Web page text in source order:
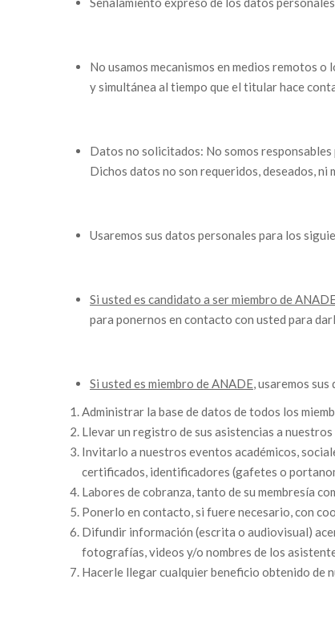
No usamos mecanismos en medios remotos
y simultánea al tiempo que el titular hace
Datos no solicitados: No somos
Dichos datos no son requeridos, deseados,
Usaremos sus datos personales para los
Si usted es candidato a ser miembro de
para ponernos en contacto con usted para
Si usted es miembro de ANADE, usaremos
Administrar la base de datos de todos los
Llevar un registro de sus asistencias a
Invitarlo a nuestros eventos académicos,
certificados, identificadores (gafetes o
Labores de cobranza, tanto de su membresía
Ponerlo en contacto, si fuere necesario, con
Difundir información (escrita o audiovisual)
fotografías, videos y/o nombres de los
Hacerle llegar cualquier beneficio obtenido de